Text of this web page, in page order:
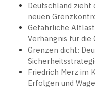
Deutschland zieht
neuen
Gefährliche
Verhängnis für die
Grenzen dicht:
Friedrich Merz im
Erfolgen und